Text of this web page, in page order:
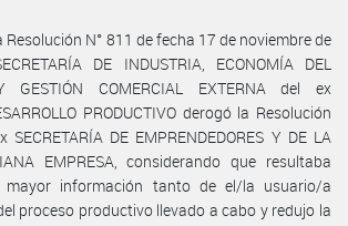
Resolución N° 811 de fecha 17 de noviembre de
DE INDUSTRIA, ECONOMÍA DEL
GESTIÓN COMERCIAL EXTERNA del ex
PRODUCTIVO derogó la Resolución
DE EMPRENDEDORES Y DE LA
EMPRESA, considerando que resultaba
mayor información tanto de el/la usuario/a
proceso productivo llevado a cabo y redujo la